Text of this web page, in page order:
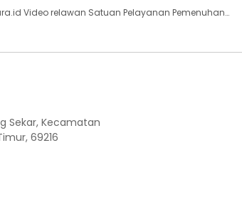
Video relawan Satuan Pelayanan Pemenuhan…
Sekar, Kecamatan
69216